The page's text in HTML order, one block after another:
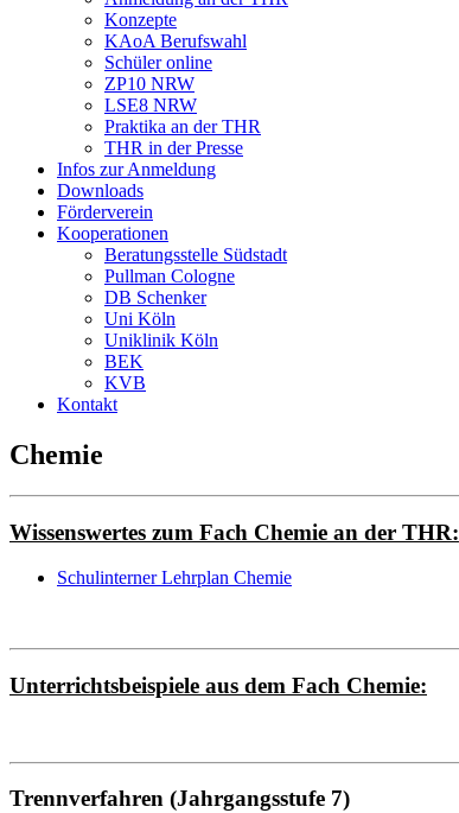
Konzepte
KAoA Berufswahl
Schüler online
ZP10 NRW
LSE8 NRW
Praktika an der THR
THR in der Presse
Infos zur Anmeldung
Downloads
Förderverein
Kooperationen
Beratungsstelle Südstadt
Pullman Cologne
DB Schenker
Uni Köln
Uniklinik Köln
BEK
KVB
Kontakt
Chemie
Wissenswertes zum Fach Chemie an der THR:
Schulinterner Lehrplan Chemie
Unterrichtsbeispiele aus dem Fach Chemie:
Trennverfahren (Jahrgangsstufe 7)